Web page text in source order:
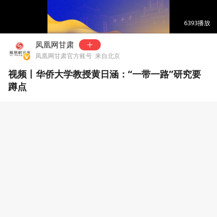
00:42
6393播放
凤凰网甘肃
凤凰网甘肃官方账号 来自北京
视频丨华侨大学教授黄日涵：“一带一路”研究要
蹲点